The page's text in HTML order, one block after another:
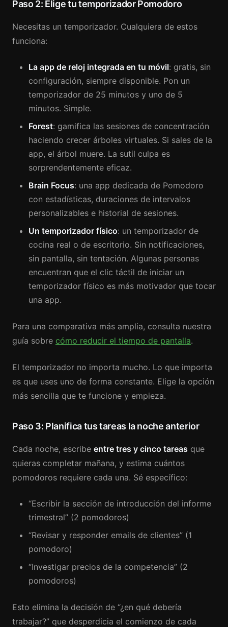
Paso 2: Elige tu temporizador Pomodoro
Necesitas un temporizador. Cualquiera de estos
funciona:
La app de reloj integrada en tu móvil: gratis, sin
configuración, siempre disponible. Pon un
temporizador de 25 minutos y uno de 5
minutos. Simple.
Forest: gamifica las sesiones de concentración
haciendo crecer árboles virtuales. Si sales de la
app, el árbol muere. La sutil culpa es
sorprendentemente eficaz.
Brain Focus: una app dedicada de Pomodoro
con estadísticas, duraciones de intervalos
personalizables e historial de sesiones.
Un temporizador físico: un temporizador de
cocina real o de escritorio. Sin notificaciones,
sin pantalla, sin tentación. Algunas personas
encuentran que el clic táctil de iniciar un
temporizador físico es más motivador que tocar
una app.
Para una comparativa más amplia, consulta nuestra
guía sobre cómo reducir el tiempo de pantalla.
El temporizador no importa mucho. Lo que importa
es que uses uno de forma constante. Elige la opción
más sencilla que te funcione y empieza.
Paso 3: Planifica tus tareas la noche anterior
Cada noche, escribe entre tres y cinco tareas que
quieras completar mañana, y estima cuántos
pomodoros requiere cada una. Sé específico:
“Escribir la sección de introducción del informe
trimestral” (2 pomodoros)
“Revisar y responder emails de clientes” (1
pomodoro)
“Investigar precios de la competencia” (2
pomodoros)
Esto elimina la decisión de “¿en qué debería
trabajar?” que desperdicia el comienzo de cada